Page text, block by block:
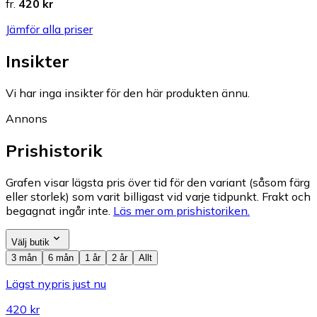
fr. 420 kr
Jämför alla priser
Insikter
Vi har inga insikter för den här produkten ännu.
Annons
Prishistorik
Grafen visar lägsta pris över tid för den variant (såsom färg
eller storlek) som varit billigast vid varje tidpunkt. Frakt och
begagnat ingår inte. Läs mer om prishistoriken.
Välj butik
3 mån
6 mån 1 år 2 år Allt
Lägst nypris just nu
420 kr